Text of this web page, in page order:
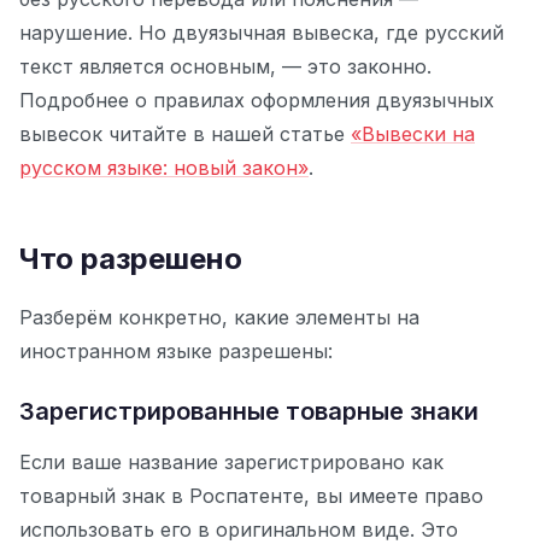
нарушение. Но двуязычная вывеска, где русский
текст является основным, — это законно.
Подробнее о правилах оформления двуязычных
вывесок читайте в нашей статье «Вывески на
русском языке: новый закон».
Что разрешено
Разберём конкретно, какие элементы на
иностранном языке разрешены:
Зарегистрированные товарные знаки
Если ваше название зарегистрировано как
товарный знак в Роспатенте, вы имеете право
использовать его в оригинальном виде. Это